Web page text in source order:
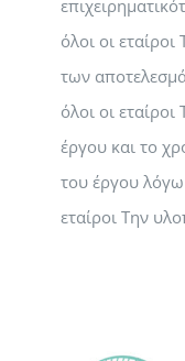
όλοι οι
των
όλοι οι
έργου και το
του έργου λόγω
εταίροι Την